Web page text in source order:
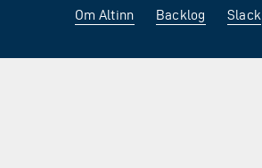
Om Altinn Backlog Slack